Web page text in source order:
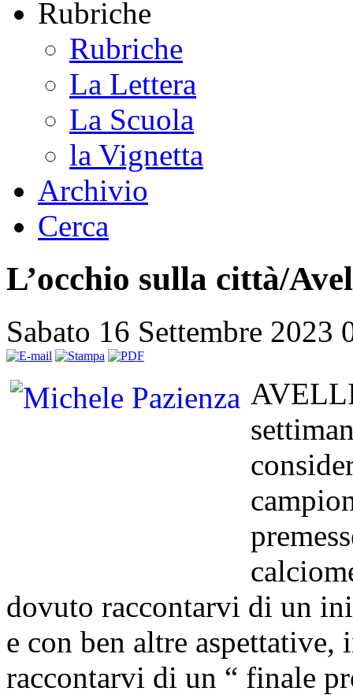
Rubriche
Rubriche
La Lettera
La Scuola
la Vignetta
Archivio
Cerca
L’occhio sulla città/
Sabato 16 Settembre 2023
dovuto raccontarvi di un
e con ben altre
raccontarvi di un “ finale